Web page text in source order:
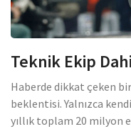
Teknik Ekip
Haberde dikkat çeken
beklentisi. Yalnızca
yıllık toplam 20 milyon